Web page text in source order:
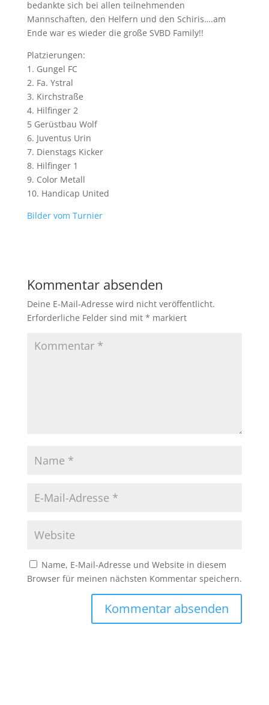
bedankte sich bei allen teilnehmenden
Mannschaften, den Helfern und den Schiris….am
Ende war es wieder die große SVBD Family!!
Platzierungen:
1. Gungel FC
2. Fa. Ystral
3. Kirchstraße
4. Hilfinger 2
5 Gerüstbau Wolf
6. Juventus Urin
7. Dienstags Kicker
8. Hilfinger 1
9. Color Metall
10. Handicap United
Bilder vom Turnier
Kommentar absenden
Deine E-Mail-Adresse wird nicht veröffentlicht.
Erforderliche Felder sind mit * markiert
Name, E-Mail-Adresse und Website in diesem
Browser für meinen nächsten Kommentar speichern.